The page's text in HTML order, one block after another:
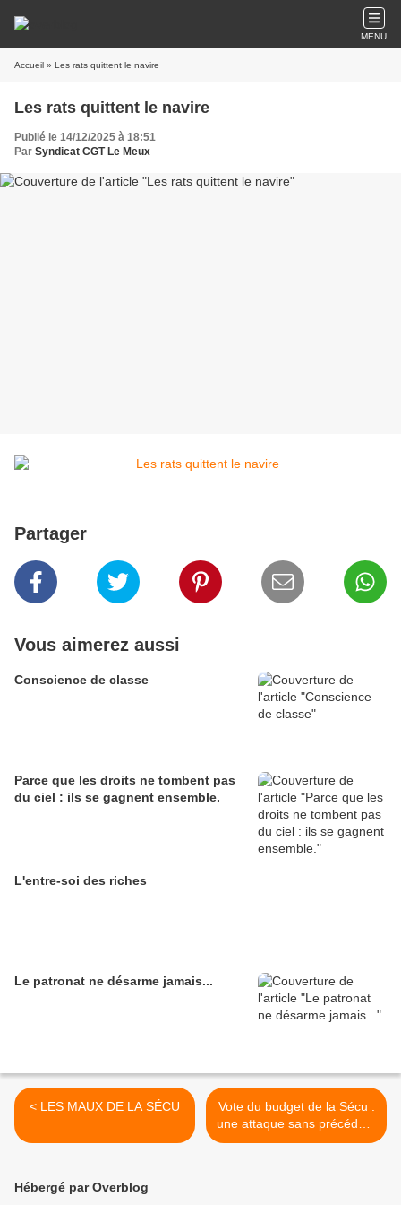
MENU
Accueil » Les rats quittent le navire
Les rats quittent le navire
Publié le 14/12/2025 à 18:51
Par Syndicat CGT Le Meux
Partager
Vous aimerez aussi
Conscience de classe
Parce que les droits ne tombent pas
du ciel : ils se gagnent ensemble.
L'entre-soi des riches
Le patronat ne désarme jamais...
< LES MAUX DE LA SÉCU
Vote du budget de la Sécu :
une attaque sans précédent
des droits des travailleurs
Hébergé par Overblog